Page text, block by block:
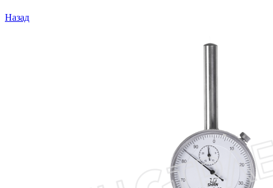
Назад